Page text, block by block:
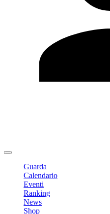
Guarda
Calendario
Eventi
Ranking
News
Shop